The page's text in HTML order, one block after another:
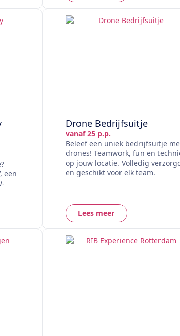
een
Drone Bedrijfsuitje
vanaf 25 p.p.
Beleef een uniek bedrijfsuitje
drones! Teamwork, fun en
op jouw locatie. Volledig
en geschikt voor elk team.
Lees meer